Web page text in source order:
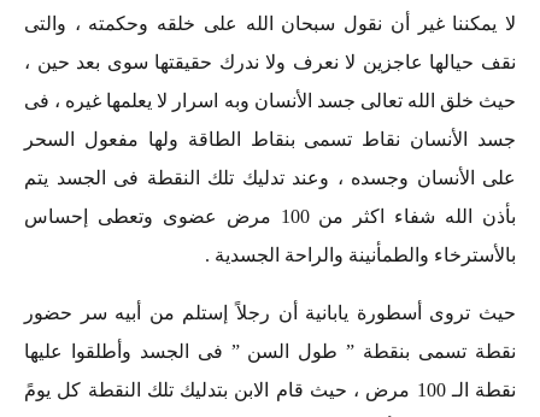
لا يمكننا غير أن نقول سبحان الله على خلقه وحكمته ، والتى
نقف حيالها عاجزين لا نعرف ولا ندرك حقيقتها سوى بعد حين ،
حيث خلق الله تعالى جسد الأنسان وبه اسرار لا يعلمها غيره ، فى
جسد الأنسان نقاط تسمى بنقاط الطاقة ولها مفعول السحر
على الأنسان وجسده ، وعند تدليك تلك النقطة فى الجسد يتم
بأذن الله شفاء اكثر من 100 مرض عضوى وتعطى إحساس
بالأسترخاء والطمأنينة والراحة الجسدية .
حيث تروى أسطورة يابانية أن رجلاً إستلم من أبيه سر حضور
نقطة تسمى بنقطة ” طول السن ” فى الجسد وأطلقوا عليها
نقطة الـ 100 مرض ، حيث قام الابن بتدليك تلك النقطة كل يومً